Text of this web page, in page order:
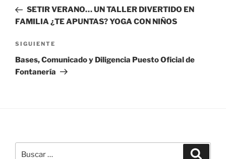
entradas
anterior:
SETIR VERANO… UN TALLER DIVERTIDO EN
FAMILIA ¿TE APUNTAS? YOGA CON NIÑOS
Siguiente
entrada
SIGUIENTE
Bases, Comunicado y Diligencia Puesto Oficial de
Fontanería